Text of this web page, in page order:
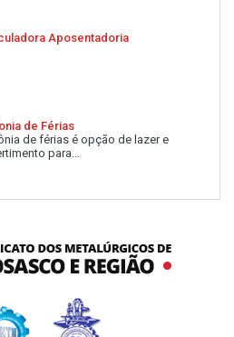
Aposentadoria
de Férias
de férias é opção de lazer e
para...